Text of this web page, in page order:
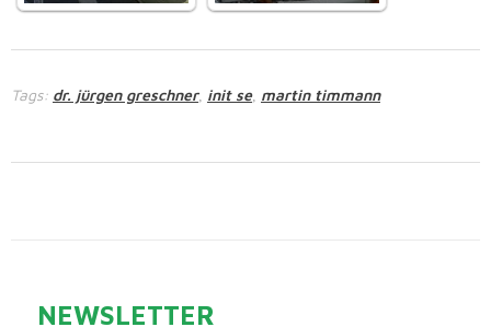
Tags: dr. jürgen greschner, init se, martin timmann
NEWSLETTER